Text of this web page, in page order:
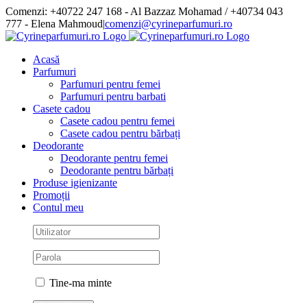
Skip
to
content
Comenzi: +40722 247 168 - Al Bazzaz Mohamad / +40734 043
777 - Elena Mahmoud|comenzi@cyrineparfumuri.ro
Facebook
Acasă
Parfumuri
Parfumuri pentru femei
Parfumuri pentru barbati
Casete cadou
Casete cadou pentru femei
Casete cadou pentru bărbați
Deodorante
Deodorante pentru femei
Deodorante pentru bărbați
Produse igienizante
Promoții
Contul meu
Tine-ma minte